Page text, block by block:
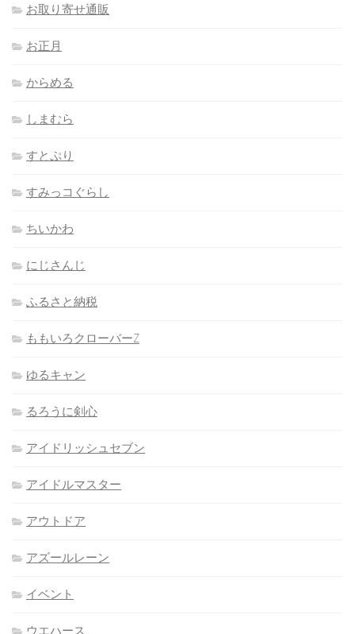
お取り寄せ通販
お正月
からめる
しまむら
すとぷり
すみっコぐらし
ちいかわ
にじさんじ
ふるさと納税
ももいろクローバーZ
ゆるキャン
るろうに剣心
アイドリッシュセブン
アイドルマスター
アウトドア
アズールレーン
イベント
ウエハース